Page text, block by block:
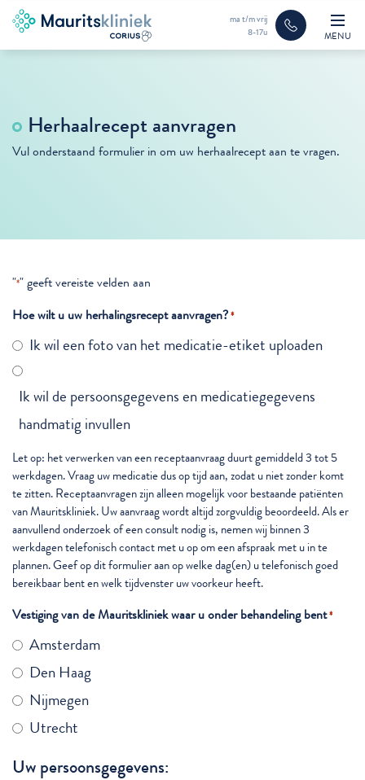
ma t/m vrij
8-17u
MENU
Herhaalrecept aanvragen
Vul onderstaand formulier in om uw herhaalrecept aan te vragen.
"*" geeft vereiste velden aan
Hoe wilt u uw herhalingsrecept aanvragen?*
Ik wil een foto van het medicatie-etiket uploaden
Ik wil de persoonsgegevens en medicatiegegevens
handmatig invullen
Let op: het verwerken van een receptaanvraag duurt gemiddeld 3 tot 5
werkdagen. Vraag uw medicatie dus op tijd aan, zodat u niet zonder komt
te zitten. Receptaanvragen zijn alleen mogelijk voor bestaande patiënten
van Mauritskliniek. Uw aanvraag wordt altijd zorgvuldig beoordeeld. Als er
aanvullend onderzoek of een consult nodig is, nemen wij binnen 3
werkdagen telefonisch contact met u op om een afspraak met u in te
plannen. Geef op dit formulier aan op welke dag(en) u telefonisch goed
bereikbaar bent en welk tijdvenster uw voorkeur heeft.
Vestiging van de Mauritskliniek waar u onder behandeling bent*
Amsterdam
Den Haag
Nijmegen
Utrecht
Uw persoonsgegevens: